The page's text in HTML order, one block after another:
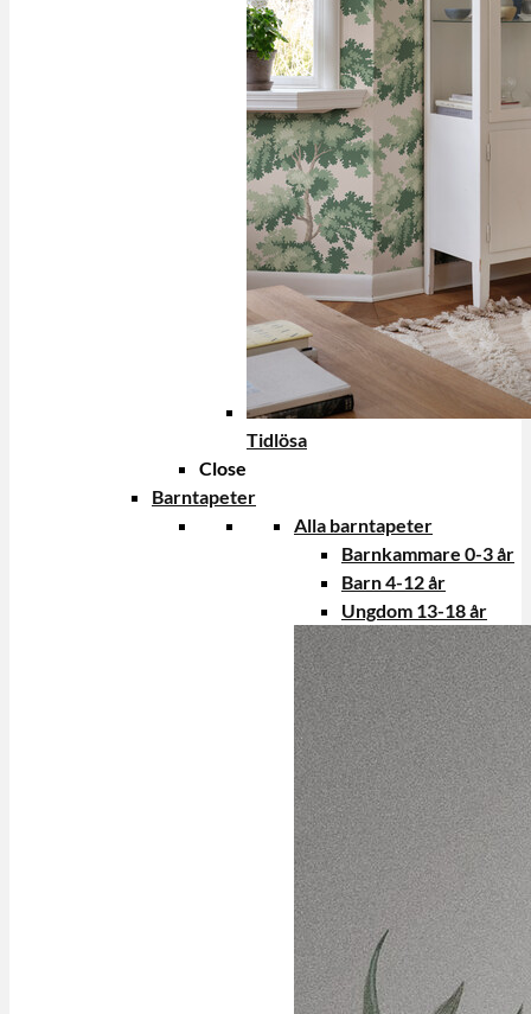
Tidlösa
Close
Barntapeter
Alla barntapeter
Barnkammare 0-3 år
Barn 4-12 år
Ungdom 13-18 år